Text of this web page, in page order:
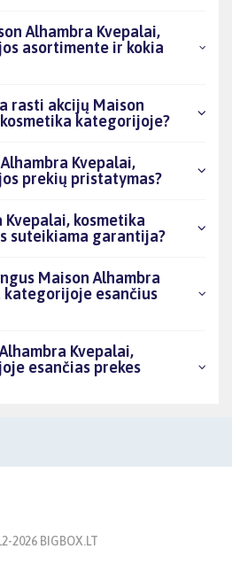
Alhambra Kvepalai,
asortimente ir kokia
rasti akcijų Maison
kategorijoje?
Kvepalai,
prekių pristatymas?
Kvepalai, kosmetika
suteikiama garantija?
Maison Alhambra
kategorijoje esančius
Kvepalai,
esančias prekes
2026BIGBOX.LT